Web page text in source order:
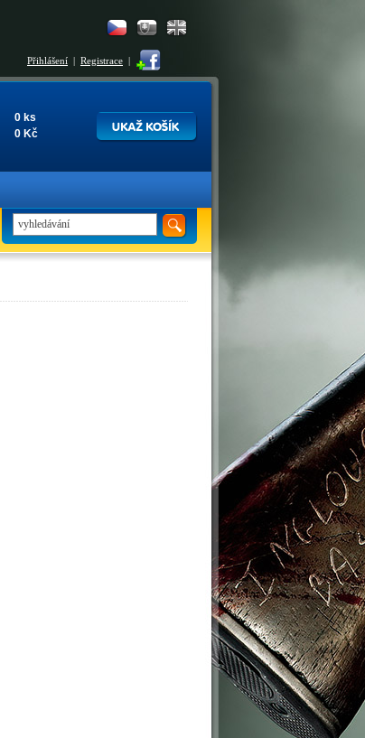
Přihlášení | Registrace |
0 ks
0 Kč